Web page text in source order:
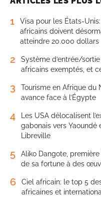
1
Visa pour les États-
africains doivent
atteindre 20.000 dollars
2
Système d’entrée/
africains exemptés, et
3
Tourisme en Afrique du
avance face à l’Égypte
4
Les USA délocalisent
gabonais vers Yaoundé
Libreville
5
Aliko Dangote,
de sa fortune à des
6
Ciel africain: le top 5
africaines et